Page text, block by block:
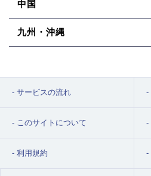
中国
九州・沖縄
サービスの流れ
このサイトについて
利用規約